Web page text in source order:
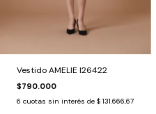
Vestido AMELIE I26422
$790.000
6 cuotas sin interés de $ 131.666,67